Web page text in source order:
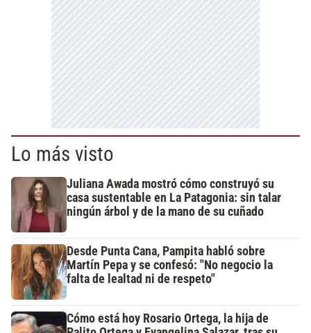
Lo más visto
Juliana Awada mostró cómo construyó su
casa sustentable en La Patagonia: sin talar
ningún árbol y de la mano de su cuñado
Desde Punta Cana, Pampita habló sobre
Martín Pepa y se confesó: "No negocio la
falta de lealtad ni de respeto"
Cómo está hoy Rosario Ortega, la hija de